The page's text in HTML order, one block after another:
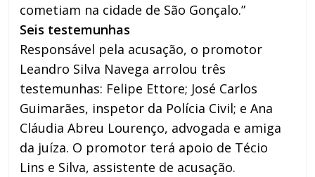
cometiam na cidade de São Gonçalo.”
Seis testemunhas
Responsável pela acusação, o promotor
Leandro Silva Navega arrolou três
testemunhas: Felipe Ettore; José Carlos
Guimarães, inspetor da Polícia Civil; e Ana
Cláudia Abreu Lourenço, advogada e amiga
da juíza. O promotor terá apoio de Técio
Lins e Silva, assistente de acusação.